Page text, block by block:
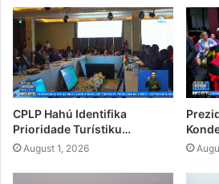
CPLP Hahú Identifika
Prioridade Turístiku…
August 1, 2026